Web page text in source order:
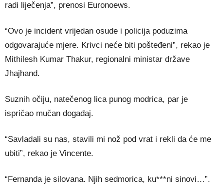
radi liječenja”, prenosi Euronoews.
“Ovo je incident vrijedan osude i policija poduzima
odgovarajuće mjere. Krivci neće biti pošteđeni”, rekao je
Mithilesh Kumar Thakur, regionalni ministar države
Jhajhand.
Suznih očiju, natečenog lica punog modrica, par je
ispričao mučan događaj.
“Savladali su nas, stavili mi nož pod vrat i rekli da će me
ubiti”, rekao je Vincente.
“Fernanda je silovana. Njih sedmorica, ku***ni sinovi…”.